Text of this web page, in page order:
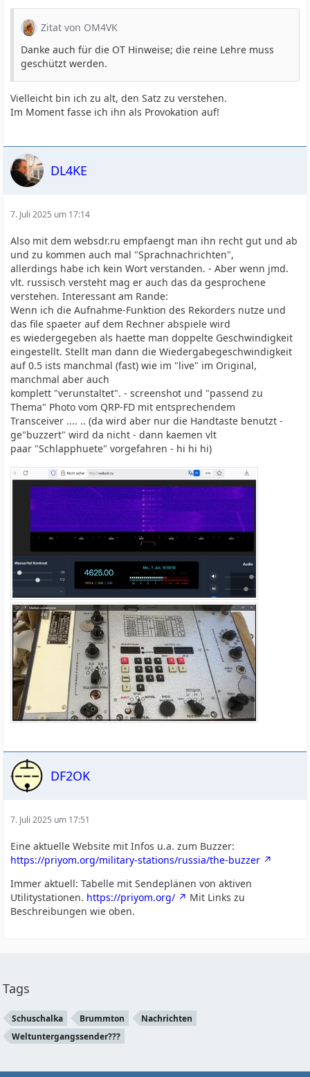
Zitat von OM4VK
Danke auch für die OT Hinweise; die reine Lehre muss
geschützt werden.
Vielleicht bin ich zu alt, den Satz zu verstehen.
Im Moment fasse ich ihn als Provokation auf!
DL4KE
7. Juli 2025 um 17:14
Also mit dem websdr.ru empfaengt man ihn recht gut und ab
und zu kommen auch mal "Sprachnachrichten",
allerdings habe ich kein Wort verstanden. - Aber wenn jmd.
vlt. russisch versteht mag er auch das da gesprochene
verstehen. Interessant am Rande:
Wenn ich die Aufnahme-Funktion des Rekorders nutze und
das file spaeter auf dem Rechner abspiele wird
es wiedergegeben als haette man doppelte Geschwindigkeit
eingestellt. Stellt man dann die Wiedergabegeschwindigkeit
auf 0.5 ists manchmal (fast) wie im "live" im Original,
manchmal aber auch
komplett "verunstaltet". - screenshot und "passend zu
Thema" Photo vom QRP-FD mit entsprechendem
Transceiver .... .. (da wird aber nur die Handtaste benutzt -
ge"buzzert" wird da nicht - dann kaemen vlt
paar "Schlapphuete" vorgefahren - hi hi hi)
DF2OK
7. Juli 2025 um 17:51
Eine aktuelle Website mit Infos u.a. zum Buzzer:
https://priyom.org/military-stations/russia/the-buzzer
Immer aktuell: Tabelle mit Sendeplänen von aktiven
Utilitystationen. https://priyom.org/
Mit Links zu
Beschreibungen wie oben.
Tags
Schuschalka Brummton
Nachrichten
Weltuntergangssender???